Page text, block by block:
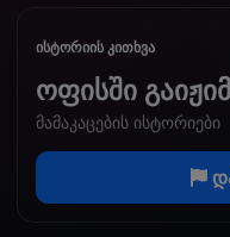
ისტორიის კითხვა
ოფისში
მამაკაცების ისტორიები